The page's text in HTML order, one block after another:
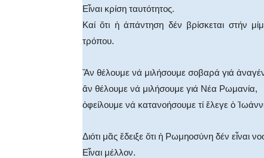
Εἶναι κρίση ταυτότητος.
Καί ὅτι ἡ ἀπάντηση δέν βρίσκεται στήν
τρόπου.
Ἄν θέλουμε νά μιλήσουμε σοβαρά γιά
ἄν θέλουμε νά μιλήσουμε γιά Νέα Ρωμανία,
ὀφείλουμε νά κατανοήσουμε τί ἔλεγε ὁ
Διότι μᾶς ἔδειξε ὅτι ἡ Ρωμηοσύνη δέν εἶναι
Εἶναι μέλλον.